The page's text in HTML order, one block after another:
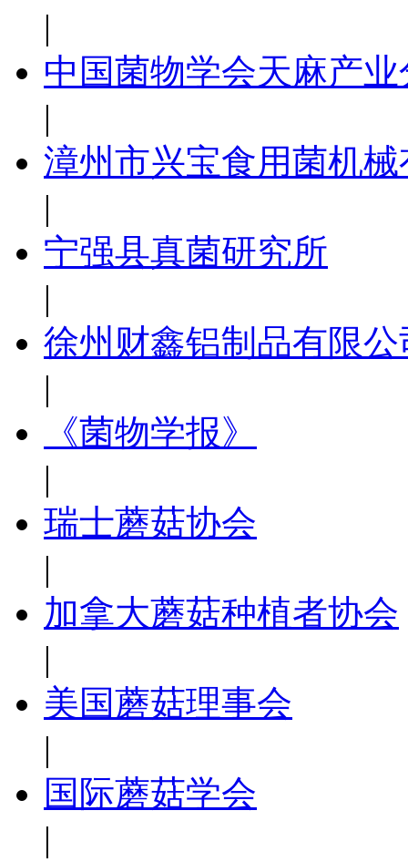
|
中国菌物学会天麻产业
|
漳州市兴宝食用菌机
|
宁强县真菌研究所
|
徐州财鑫铝制品有限公
|
《菌物学报》
|
瑞士蘑菇协会
|
加拿大蘑菇种植者协会
|
美国蘑菇理事会
|
国际蘑菇学会
|